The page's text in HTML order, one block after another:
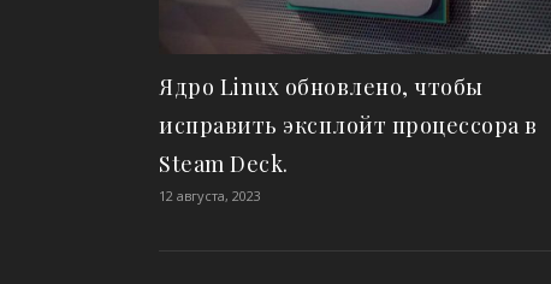
Ядро Linux обновлено, чтобы
исправить эксплойт процессора в
Steam Deck.
12 августа, 2023